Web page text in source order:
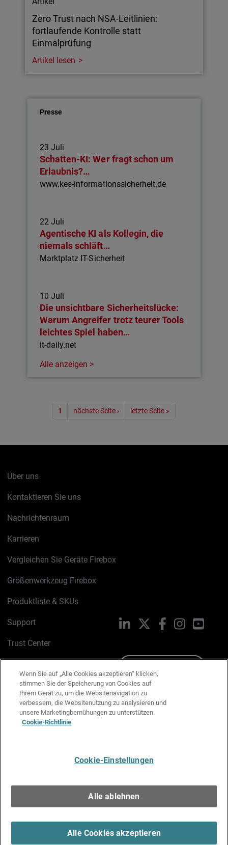
Zero Trust nach NSA-Leitlinien:
fortlaufende Kontrolle statt
Einmalprüfung
Artikel lesen
Presse
23 Juli
Schatten-KI: Wer fragt schon um
Erlaubnis?…
www.kes-informationssicherheit.de
22 Juli
Agentische KI als Kollegin, die
niemals schläft…
Marktplatz IT-Sicherheit
10 Juli
Die unsichtbare Sicherheitslücke:
Warum Angreifer trotz teurer Tools
leichtes Spiel haben…
it-daily.net
Alle anzeigen >
Seitennummerierung
1 nächste Seite › letzte Seite »
Über uns
Kontaktieren Sie uns
Nachrichtenraum
Karrieren
Vergleichen Sie Geräte Firebox
Größenwerkzeug Firebox
Produktliste & SKUs
Support
Trust Center
Cookie-Richtlinie
Datenschutzrichtlinie
Media & Brand Kit
LinkedIn FacebookInstagram
Wenn Sie auf „Alle Cookies akzeptieren“ klicken,
stimmen Sie der Speicherung von Cookies auf
Ihrem Gerät zu, um die Websitenavigation zu
verbessern, die Websitenutzung zu analysieren und
unsere Marketingbemühungen zu unterstützen.
Cookie-Richtlinie
Cookie-Einstellungen
Alle ablehnen
Alle Cookies akzeptieren